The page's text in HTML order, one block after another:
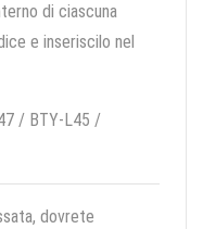
di ciascuna
e inseriscilo nel
/ BTY-L45 /
dovrete